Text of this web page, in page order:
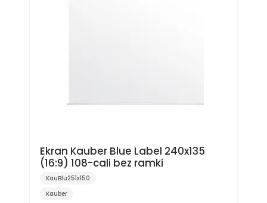
Ekran Kauber Blue Label 240x135
(16:9) 108-cali bez ramki
KauBlu251x150
Kauber